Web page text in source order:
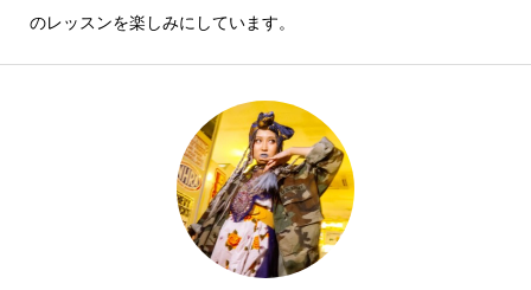
のレッスンを楽しみにしています。